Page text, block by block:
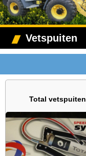
Vetspuiten
Total vetspuiten